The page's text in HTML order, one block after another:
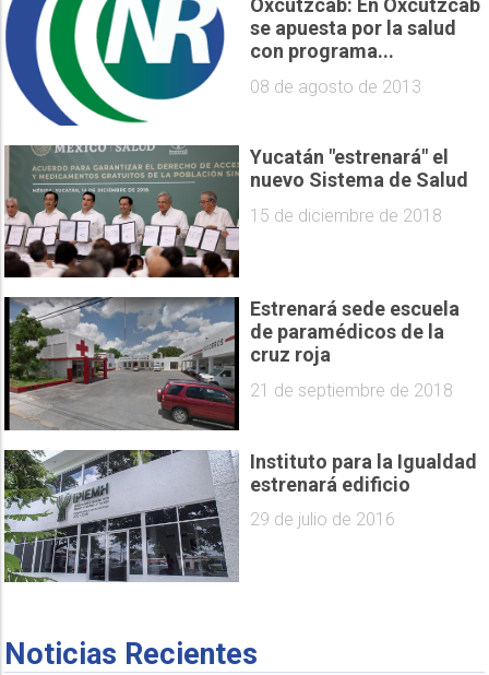
Oxcutzcab: En Oxcutzcab
se apuesta por la salud
con programa...
08 de agosto de 2013
Yucatán "estrenará" el
nuevo Sistema de Salud
15 de diciembre de 2018
Estrenará sede escuela
de paramédicos de la
cruz roja
21 de septiembre de 2018
Instituto para la Igualdad
estrenará edificio
29 de julio de 2016
Noticias Recientes